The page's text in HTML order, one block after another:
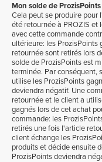
Mon solde de
Cela peut se produire pour
été retournée à PROZIS et
avec cette commande
ultérieure: les ProzisPoints
retournée sont retirés lors
solde de ProzisPoints est
terminée. Par conséquent,
utilise les ProzisPoints
deviendra négatif. Une
retournée et le client a
gagnés lors de cet achat
commande: les
retirés une fois l'article
client échange les
produits et décide ensuite
ProzisPoints deviendra